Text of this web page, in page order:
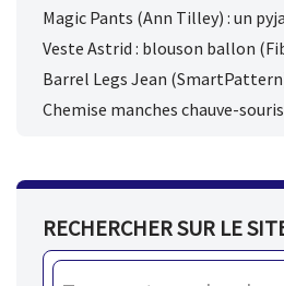
Magic Pants (Ann Tilley) : un
Veste Astrid : blouson ballon
Barrel Legs Jean
Chemise manches chauve-
RECHERCHER SUR LE